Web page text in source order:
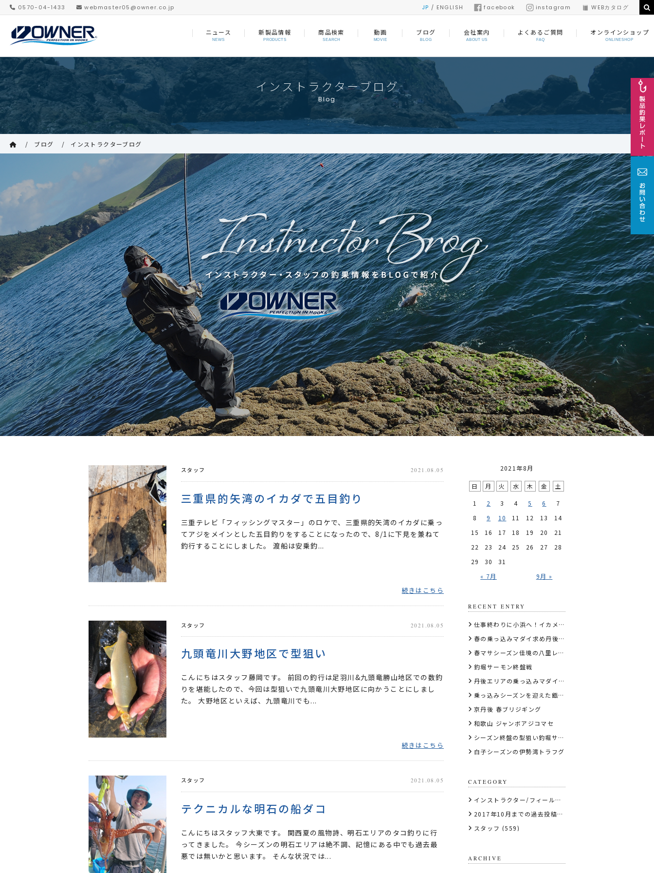
0570-04-1433 webmaster05@owner.co.jp JP / ENGLISH facebook instagram WEBカタログ
ニュース
NEWS
新製品情報
PRODUCTS
商品検索
SEARCH
動画
MOVIE
ブログ
BLOG
会社案内
ABOUT US
よくあるご質問
FAQ
オンラインショップ
ONLINESHOP
インストラクターブログ
Blog
ブログ インストラクターブログ
スタッフ 2021.08.05
三重県的矢湾のイカダで五目釣り
三重テレビ「フィッシングマスター」のロケで、三重県的矢湾のイカダに乗っ
てアジをメインとした五目釣りをすることになったので、8/1に下見を兼ねて
釣行することにしました。 渡船は安乗釣...
続きはこちら
スタッフ 2021.08.05
九頭竜川大野地区で型狙い
こんにちはスタッフ藤岡です。 前回の釣行は足羽川&九頭竜勝山地区での数釣
りを堪能したので、今回は型狙いで九頭竜川大野地区に向かうことにしまし
た。 大野地区といえば、九頭竜川でも...
続きはこちら
スタッフ 2021.08.05
テクニカルな明石の船ダコ
こんにちはスタッフ大東です。 関西夏の風物詩、明石エリアのタコ釣りに行
ってきました。 今シーズンの明石エリアは絶不調、記憶にある中でも過去最
悪では無いかと思います。 そんな状況では...
2021年8月
日 月 火 水 木 金 土
« 7月 9月 »
1 2 3 4 5 6
7
8
9 10 11 12 13
14
15
16 17 18 19 20
21
22
23 24 25 26 27
28
29
30 31
RECENT ENTRY
仕事終わりに小浜へ！イカメタル深夜便でケンサキイカを狙う
春の乗っ込みマダイ求め丹後エリアのディープタイラバへ
春マサシーズン佳境の八里レポート
釣堀サーモン終盤戦
丹後エリアの乗っ込みマダイディープタイラバ
乗っ込みシーズンを迎えた甑島の虫ヘッド石鯛
京丹後 春ブリジギング
和歌山 ジャンボアジコマセ
シーズン終盤の型狙い釣堀サーモン
白子シーズンの伊勢湾トラフグ
CATEGORY
インストラクター/フィールドテスター
2017年10月までの過去投稿はこちら
スタッフ (559)
ARCHIVE